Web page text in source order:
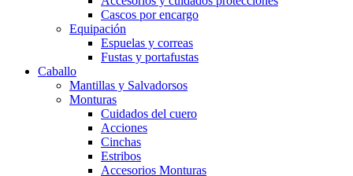
Cascos por encargo
Equipación
Espuelas y correas
Fustas y portafustas
Caballo
Mantillas y Salvadorsos
Monturas
Cuidados del cuero
Acciones
Cinchas
Estribos
Accesorios Monturas